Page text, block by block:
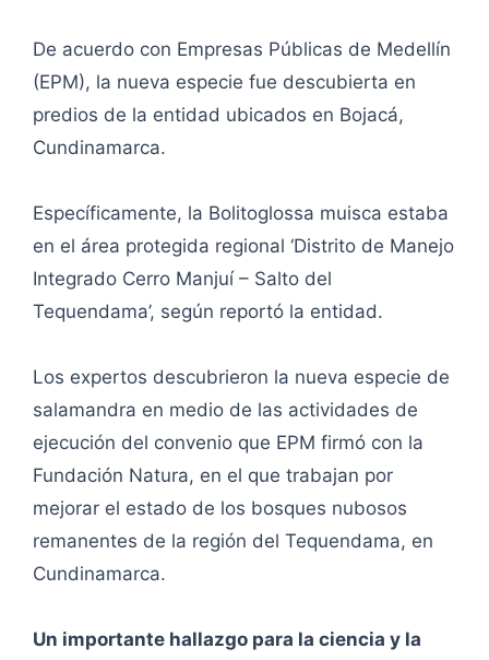
De acuerdo con Empresas Públicas de Medellín
(EPM), la nueva especie fue descubierta en
predios de la entidad ubicados en Bojacá,
Cundinamarca.
Específicamente, la Bolitoglossa muisca estaba
en el área protegida regional ‘Distrito de Manejo
Integrado Cerro Manjuí – Salto del
Tequendama’, según reportó la entidad.
Los expertos descubrieron la nueva especie de
salamandra en medio de las actividades de
ejecución del convenio que EPM firmó con la
Fundación Natura, en el que trabajan por
mejorar el estado de los bosques nubosos
remanentes de la región del Tequendama, en
Cundinamarca.
Un importante hallazgo para la ciencia y la